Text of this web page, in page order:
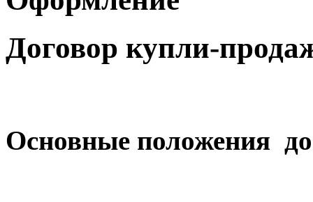
Договор купли-
Основные положения